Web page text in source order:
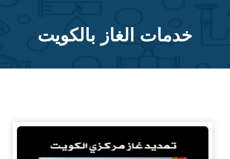
خدمات الغاز بالكويت